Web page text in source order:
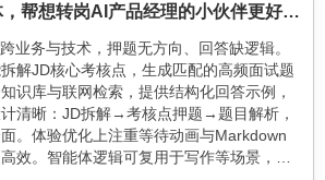
我搭了一个智能体，帮想转岗AI产品经理的小伙伴更好的准备面试
业务与技术，押题无方向、回答缺逻辑。
解JD核心考核点，生成匹配的高频面试题
识库与联网检索，提供结构化回答示例，
清晰：JD拆解→考核点押题→题目解析，
。体验优化上注重等待动画与Markdown
效。智能体逻辑可复用于写作等场景，展